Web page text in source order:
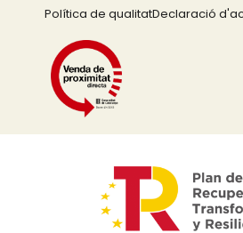
Política de qualitatDeclaració